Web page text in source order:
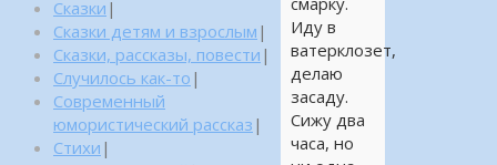
Иду в
ватерклозет,
делаю
засаду.
Сижу два
часа, но
Сказки |
Сказки детям и взрослым |
Сказки, рассказы, повести |
Случилось как-то |
Современный
юмористический рассказ |
Стихи |